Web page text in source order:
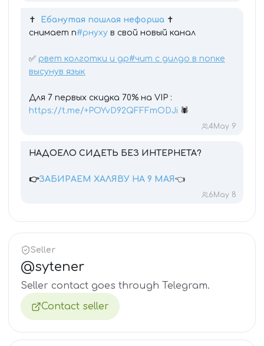
✝️ Ебанутая пошлая нефорша ✝️
снимает п#pнуху в свой новый канал
✅ рвет колготки и дp#чит с дилдо в попке
высунув язык
Для 7 первых скидка 70% на VIP :
https://t.me/+POYvD92QFFFmODJi 🕷
4 May 9
НАДОЕЛО СИДЕТЬ БЕЗ ИНТЕРНЕТА?
👉ЗАБИРАЕМ ХАЛЯВУ НА 9 МАЯ 👈
6 May 8
Seller
@sytener
Seller contact goes through Telegram.
Contact seller